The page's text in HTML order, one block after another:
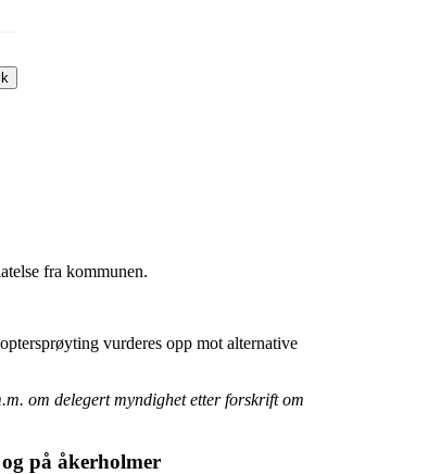
fra kommunen.
vurderes opp mot alternative
om delegert myndighet etter forskrift om
på åkerholmer